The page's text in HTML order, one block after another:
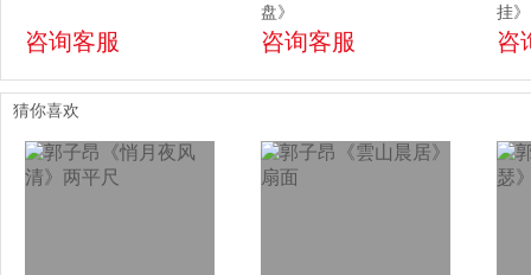
咨询客服
盘》
咨询客服
挂》
咨
猜你喜欢